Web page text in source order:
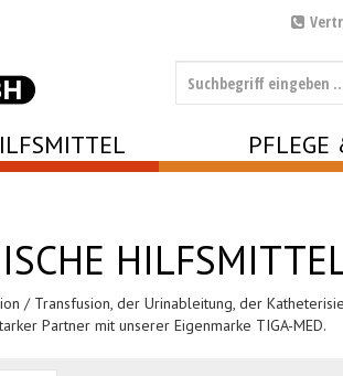
PFLEGE
/ Transfusion, der Urinableitung, der
Partner mit unserer Eigenmarke TIGA-MED.